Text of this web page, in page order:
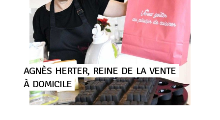
AGNÈS HERTER, REINE DE LA VENTE
À DOMICILE